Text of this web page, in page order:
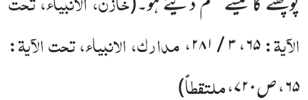
الآیۃ:۶۵،۳ / ۲۸۱ ،مدارک، الانبیاء، تحت الآیۃ:
۶۵، ص۷۲۰،ملتقطاً)